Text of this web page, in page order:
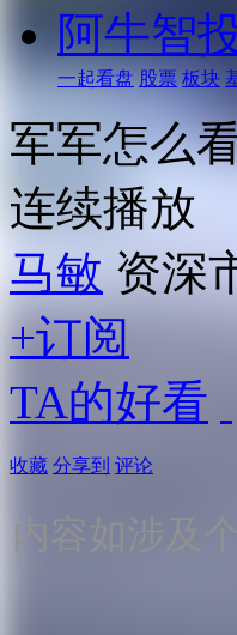
阿牛智
一起看盘 股票 板块
军军怎么
连续播放
马敏 资深
+订阅
TA的好看
收藏 分享到 评论
内容如涉及